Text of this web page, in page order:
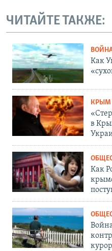
ЧИТАЙТЕ ТАКЖЕ:
Как
КРЫМ
в
Как